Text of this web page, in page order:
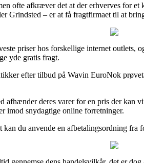
ofte afkræver det at der erhverves for
Grindsted – er at få fragtfirmaet til at
priser hos forskellige internet
yde gratis fragt.
efter tilbud på Wavin EuroNok
afhænder deres varer for en pris der
imod snydagtige online forretninger.
du anvende en afbetalingsordning